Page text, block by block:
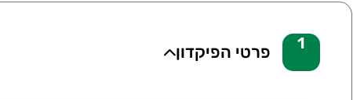
1 פרטי הפיקדון